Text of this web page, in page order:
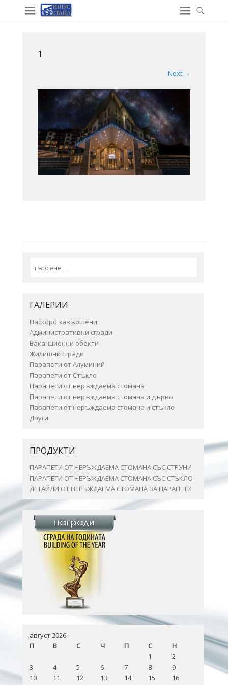
1
Next →
ГАЛЕРИИ
Наскоро завършени
Административни сгради
Ваканционни обекти
Жилищни сгради
Парапети от Алуминий
Парапети от Стъкло
Парапети от неръждаема стомана
Парапети от неръждаема стомана и дърво
Парапети от неръждаема стомана и стъкло
Други
ПРОДУКТИ
ПАРАПЕТИ ОТ НЕРЪЖДАЕМА СТОМАНА СЪС СТРУНИ
ПАРАПЕТИ ОТ НЕРЪЖДАЕМА СТОМАНА СЪС СТЪКЛО
ДЕТАЙЛИ ОТ НЕРЪЖДАЕМА СТОМАНА ЗА ПАРАПЕТИ
август 2026
П
В С Ч П С
Н
1
2
3
4 5 6 7 8
9
10
11 12 13 14 15
16